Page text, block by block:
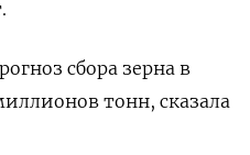
сбора зерна в
тонн, сказала